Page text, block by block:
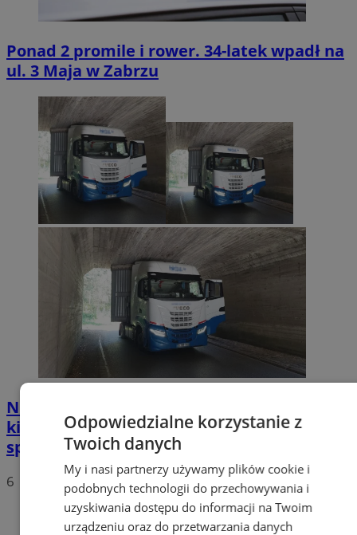
Ponad 2 promile i rower. 34-latek wpadł na
ul. 3 Maja w Zabrzu
Nietypowa akcja w Zabrzu. Turecki
kierowca ciężarówki nie mógł wydostać się
spod wiaduktów
6
Odpowiedzialne korzystanie z
Twoich danych
My i nasi partnerzy używamy plików cookie i
podobnych technologii do przechowywania i
uzyskiwania dostępu do informacji na Twoim
urządzeniu oraz do przetwarzania danych